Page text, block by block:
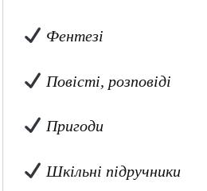
Фентезі
Повісті, розповіді
Пригоди
Шкільні підручники